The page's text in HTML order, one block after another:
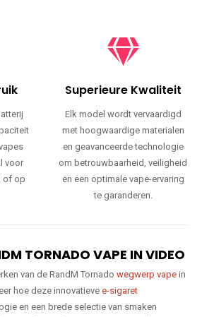
voor
of op
Superieure Kwaliteit
Elk model wordt vervaardigd
met hoogwaardige materialen
en geavanceerde technologie
om betrouwbaarheid, veiligheid
en een optimale vape-ervaring
te garanderen.
TORNADO VAPE IN VIDEO
van de RandM Tornado wegwerp vape in
hoe deze innovatieve e-sigaret
en een brede selectie van smaken